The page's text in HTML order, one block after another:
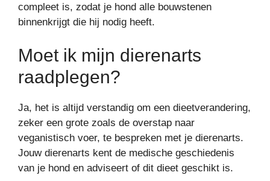
compleet is, zodat je hond alle bouwstenen
binnenkrijgt die hij nodig heeft.
Moet ik mijn dierenarts
raadplegen?
Ja, het is altijd verstandig om een dieetverandering,
zeker een grote zoals de overstap naar
veganistisch voer, te bespreken met je dierenarts.
Jouw dierenarts kent de medische geschiedenis
van je hond en adviseert of dit dieet geschikt is.